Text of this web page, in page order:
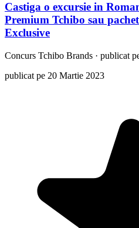
Castiga o excursie in
Premium Tchibo sau
Exclusive
Concurs Tchibo Brands · publicat
publicat pe 20 Martie 2023